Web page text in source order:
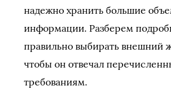
надежно хранить большие
информации. Разберем
правильно выбирать внешний
чтобы он отвечал
требованиям.